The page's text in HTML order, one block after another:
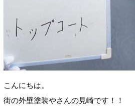
こんにちは。
街の外壁塗装やさんの見崎です！！